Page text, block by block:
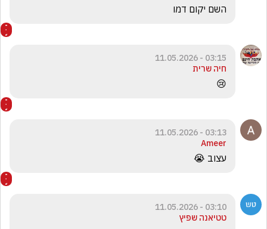
השם יקום דמו
03:15 - 11.05.2026
חיה שרית
😢
03:13 - 11.05.2026
Ameer
עצוב 😭
03:10 - 11.05.2026
טטיאנה שפיץ